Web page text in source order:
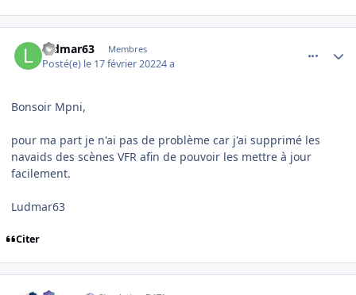
ludmar63 Membres
Posté(e) le 17 février 20224 a
Bonsoir Mpni,
pour ma part je n'ai pas de problème car j'ai supprimé les
navaids des scènes VFR afin de pouvoir les mettre à jour
facilement.
Ludmar63
Citer